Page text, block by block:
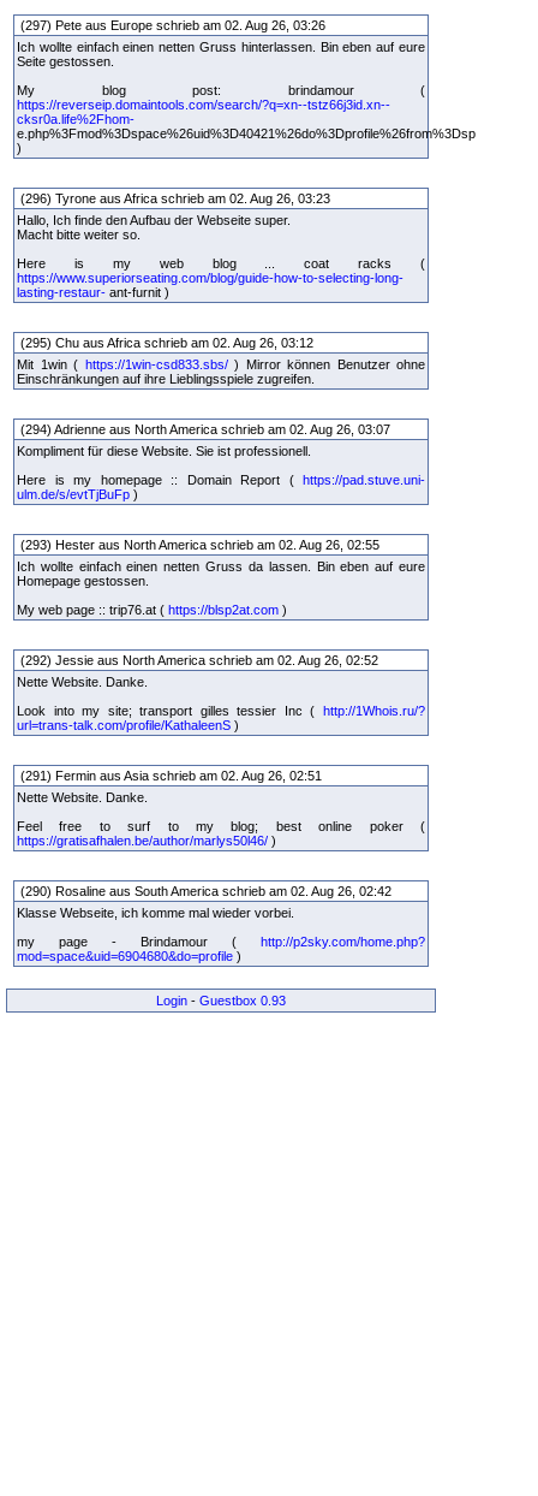
(297) Pete aus Europe schrieb am 02. Aug 26, 03:26
Ich wollte einfach einen netten Gruss hinterlassen. Bin eben auf eure
Seite gestossen.
My blog post: brindamour (
https://reverseip.domaintools.com/search/?q=xn--tstz66j3id.xn--
cksr0a.life%2Fhom-
e.php%3Fmod%3Dspace%26uid%3D40421%26do%3Dprofile%26from%3Dsp
)
(296) Tyrone aus Africa schrieb am 02. Aug 26, 03:23
Hallo, Ich finde den Aufbau der Webseite super.
Macht bitte weiter so.
Here is my web blog ... coat racks (
https://www.superiorseating.com/blog/guide-how-to-selecting-long-
lasting-restaur- ant-furnit )
(295) Chu aus Africa schrieb am 02. Aug 26, 03:12
Mit 1win ( https://1win-csd833.sbs/) Mirror können Benutzer ohne
Einschränkungen auf ihre Lieblingsspiele zugreifen.
(294) Adrienne aus North America schrieb am 02. Aug 26, 03:07
Kompliment für diese Website. Sie ist professionell.
Here is my homepage :: Domain Report ( https://pad.stuve.uni-
ulm.de/s/evtTjBuFp )
(293) Hester aus North America schrieb am 02. Aug 26, 02:55
Ich wollte einfach einen netten Gruss da lassen. Bin eben auf eure
Homepage gestossen.
My web page :: trip76.at ( https://blsp2at.com )
(292) Jessie aus North America schrieb am 02. Aug 26, 02:52
Nette Website. Danke.
Look into my site; transport gilles tessier Inc ( http://1Whois.ru/?
url=trans-talk.com/profile/KathaleenS )
(291) Fermin aus Asia schrieb am 02. Aug 26, 02:51
Nette Website. Danke.
Feel free to surf to my blog; best online poker (
https://gratisafhalen.be/author/marlys50l46/ )
(290) Rosaline aus South America schrieb am 02. Aug 26, 02:42
Klasse Webseite, ich komme mal wieder vorbei.
my page - Brindamour ( http://p2sky.com/home.php?
mod=space&uid=6904680&do=profile )
Login - Guestbox 0.93